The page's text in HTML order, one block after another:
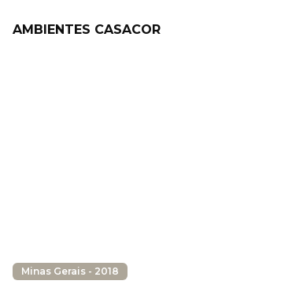
AMBIENTES CASACOR
Minas Gerais - 2018